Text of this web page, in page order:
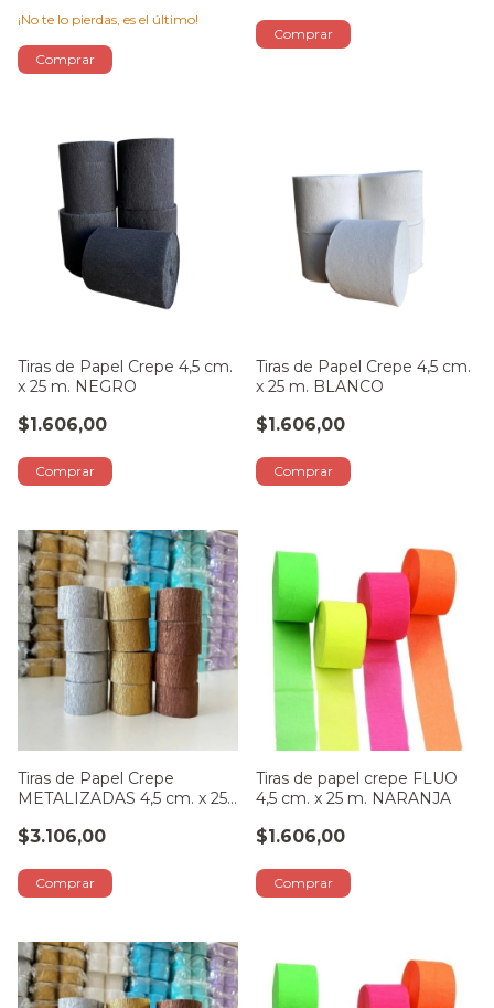
¡No te lo pierdas, es el último!
Tiras de Papel Crepe 4,5 cm.
x 25 m. NEGRO
$1.606,00
Tiras de Papel Crepe 4,5 cm.
x 25 m. BLANCO
$1.606,00
Tiras de Papel Crepe
METALIZADAS 4,5 cm. x 25
$3.106,00
Tiras de papel crepe FLUO
4,5 cm. x 25 m. NARANJA
$1.606,00